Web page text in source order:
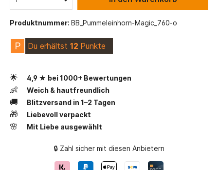
Produktnummer: BB_Pummeleinhorn-Magic_760-o
P Du erhältst 12 Punkte
🌟 4,9 ★ bei 1000+ Bewertungen
👶 Weich & hautfreundlich
🚚 Blitzversand in 1–2 Tagen
🎁 Liebevoll verpackt
🌸 Mit Liebe ausgewählt
🔒 Zahl sicher mit diesen Anbietern